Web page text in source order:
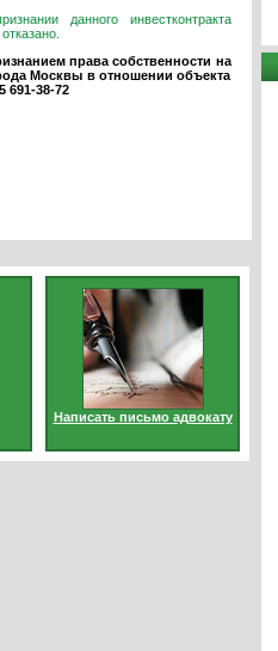
данного инвестконтракта
права собственности на
Москвы в отношении объекта
691-38-72
Написать письмо адвокату